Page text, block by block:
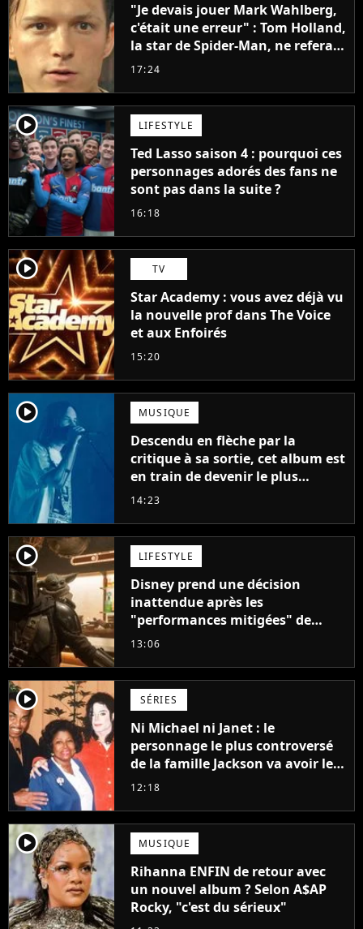
"Je devais jouer Mark Wahlberg,
c'était une erreur" : Tom Holland,
la star de Spider-Man, ne referait
pas ce blockbuster
17:24
player2 LIFESTYLE
Ted Lasso saison 4 : pourquoi ces
personnages adorés des fans ne
sont pas dans la suite ?
16:18
player2 TV
Star Academy : vous avez déjà vu
la nouvelle prof dans The Voice
et aux Enfoirés
15:20
player2 MUSIQUE
Descendu en flèche par la
critique à sa sortie, cet album est
en train de devenir le plus
populaire de son auteur
14:23
player2 LIFESTYLE
Disney prend une décision
inattendue après les
"performances mitigées" de
Vaiana et The Mandalorian &
13:06
player2 SÉRIES
Ni Michael ni Janet : le
personnage le plus controversé
de la famille Jackson va avoir le
droit à sa propre série
12:18
player2 MUSIQUE
Rihanna ENFIN de retour avec
un nouvel album ? Selon A$AP
Rocky, "c'est du sérieux"